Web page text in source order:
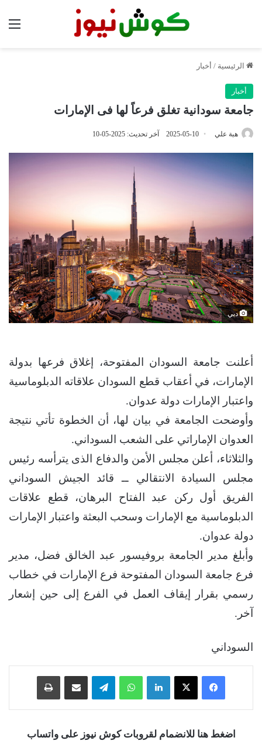
الرئيسية / أخبار
أخبار
جامعة سودانية تغلق فرعاً لها فى الإمارات
هبة علي 2025-05-10 آخر تحديث: 2025-05-10
دبي
أعلنت جامعة السودان المفتوحة، إغلاق فرعها بدولة
الإمارات، في أعقاب قطع السودان علاقاته الدبلوماسية
واعتبار الإمارات دولة عدوان.
وأوضحت الجامعة في بيان لها، أن الخطوة تأتي نتيجة
العدوان الإماراتي على الشعب السوداني.
والثلاثاء، أعلن مجلس الأمن والدفاع الذى يترأسه رئيس
مجلس السيادة الانتقالي ــ قائد الجيش السوداني
الفريق أول ركن عبد الفتاح البرهان، قطع علاقات
الدبلوماسية مع الإمارات وسحب البعثة واعتبار الإمارات
دولة عدوان.
وأبلغ مدير الجامعة بروفيسور عبد الخالق فضل، مدير
فرع جامعة السودان المفتوحة فرع الإمارات في خطاب
رسمي بقرار إيقاف العمل في الفرع إلى حين إشعار
آخر.
السوداني
فيسبوك ‫X لينكدإن واتساب تيلقرام
اضغط هنا للانضمام لقروبات كوش نيوز على واتساب